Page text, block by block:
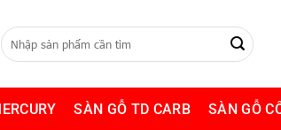
SÀN GỖ TD CARB SÀN GỖ